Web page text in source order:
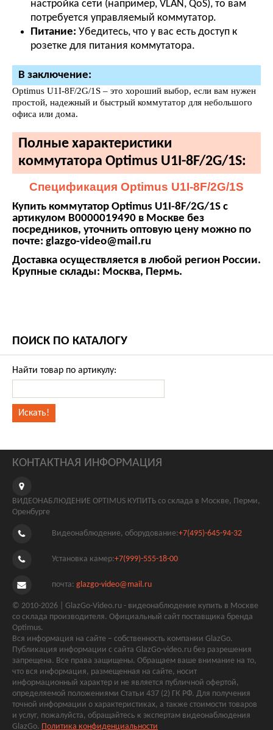
настройка сети (например, VLAN, QoS), то вам
потребуется управляемый коммутатор.
Питание: Убедитесь, что у вас есть доступ к
розетке для питания коммутатора.
В заключение:
Optimus U1I-8F/2G/1S – это хороший выбор, если вам нужен
простой, надежный и быстрый коммутатор для небольшого
офиса или дома.
Полные характеристики
коммутатора Optimus U1I-8F/2G/1S:
Спецификация Optimus U1I-8F/2G/1S
Купить коммутатор Optimus U1I-8F/2G/1S с
артикулом В0000019490 в Москве без
посредников, уточнить оптовую цену можно по
почте: glazgo-video@mail.ru
Доставка осуществляется в любой регион России.
Крупные склады: Москва, Пермь.
ПОИСК ПО КАТАЛОГУ
Найти товар по артикулу:
КОНТАКТНАЯ ИНФОРМАЦИЯ
ВИДЕОНАБЛЮДЕНИЕ OPTIMUS КУПИТЬ со склада в Москве, Перми,
Оренбурге
Видеонаблюдение, оборудование:+7(495)-645-94-32
Установка камер:+7(999)-555-18-00
почта: glazgo-video@mail.ru
© 2010-2026 | GlazGo-Video.ru - видеонаблюдение купить в Москве
со склада производителя. Официальный сайт поставщика бренда
Optimus.
Вся информация на сайте – собственность компании GlazGo.
Публикация информации с сайта GlazGo-video.ru без разрешения
запрещена. Все права защищены. Обращаем ваше внимание на то,
что вся информация, размещенная на сайте, носит
информационный характер и не является публичной офертой,
определяемой положениями Статьи 437 (2) ГК РФ. Для получения
точной информации о характеристиках, а также стоимости товаров
и услуг, пожалуйста, обращайтесь к экспертам видеонаблюдения
GlazGo. Политика конфиденциальности